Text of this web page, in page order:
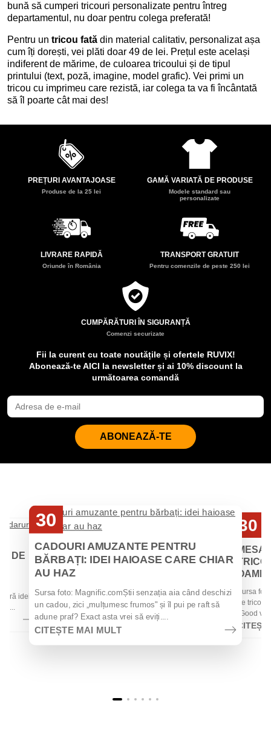
bună să cumperi tricouri personalizate pentru întreg
departamentul, nu doar pentru colega preferată!
Pentru un tricou fată din material calitativ, personalizat așa
cum îți dorești, vei plăti doar 49 de lei. Prețul este același
indiferent de mărime, de culoarea tricoului și de tipul
printului (text, poză, imagine, model grafic). Vei primi un
tricou cu imprimeu care rezistă, iar colega ta va fi încântată
să îl poarte cât mai des!
PREȚURI AVANTAJOASE
Produse de la 25 lei
GAMĂ VARIATĂ DE PRODUSE
Modele standard sau
personalizate
LIVRARE RAPIDĂ
Oriunde în România
TRANSPORT GRATUIT
Pentru comenzile de peste 250 lei
CUMPĂRĂTURI ÎN SIGURANȚĂ
Comenzi securizate
Fii la curent cu toate noutățile și ofertele RUVIX!
Abonează-te AICI la newsletter și ai 10% discount la
următoarea comandă
ABONEAZĂ-TE
DE
idei
la...
30
CADOURI AMUZANTE PENTRU
BĂRBAȚI: IDEI HAIOASE CARE CHIAR
AU HAZ
Sursa foto: Magnific.comȘtii senzația aia când deschizi
un cadou, zici „mulțumesc frumos" și îl pui pe raft să
adune praf? Exact asta vrei să eviți....
CITEȘTE MAI MULT
30
Sursa
de
„Good